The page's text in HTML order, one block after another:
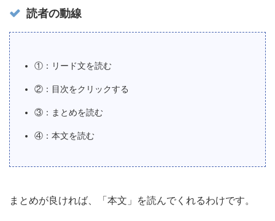
読者の動線
①：リード文を読む
②：目次をクリックする
③：まとめを読む
④：本文を読む
まとめが良ければ、「本文」を読んでくれるわけです。